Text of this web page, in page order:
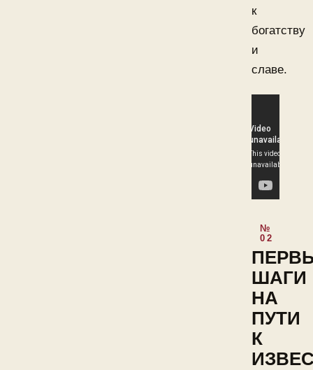
к
богатству
и
славе.
ШАГИ
НА
ПУТИ
К